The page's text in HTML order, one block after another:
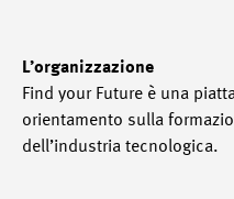
L’organizzazione
Find your Future è una
orientamento sulla
dell’industria tecnologica.